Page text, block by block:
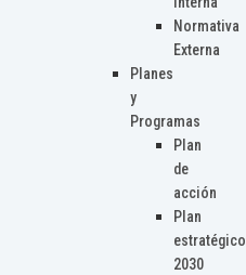
Normativa
Externa
Planes
y
Programas
Plan
de
acción
Plan
estratégico
2030